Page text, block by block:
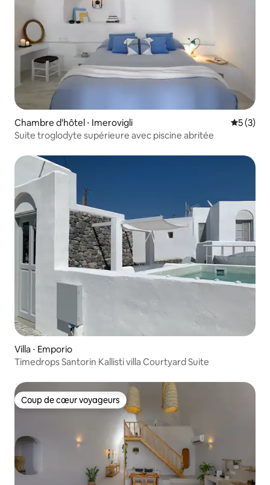
Chambre d'hôtel ⋅ Imerovigli
5 (3)
Suite troglodyte supérieure avec piscine abritée
Villa ⋅ Emporio
Timedrops Santorin Kallisti villa Courtyard Suite
Coup de cœur voyageurs
Coup de cœur voyageurs